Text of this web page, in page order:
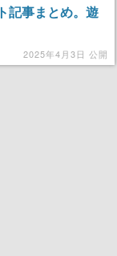
記事まとめ。遊
2025年4月3日 公開